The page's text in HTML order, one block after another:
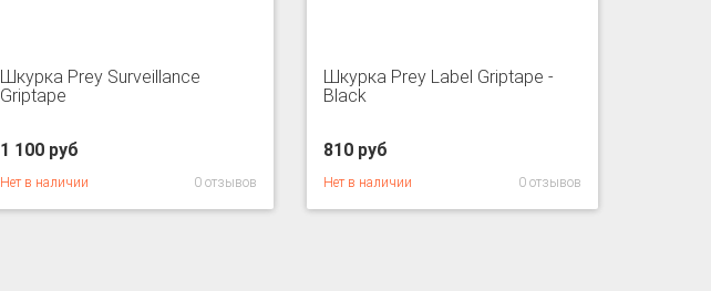
Шкурка Prey Surveillance
Griptape
1 100 руб
Нет в наличии 0 отзывов
Шкурка Prey Label Griptape -
Black
810 руб
Нет в наличии 0 отзывов